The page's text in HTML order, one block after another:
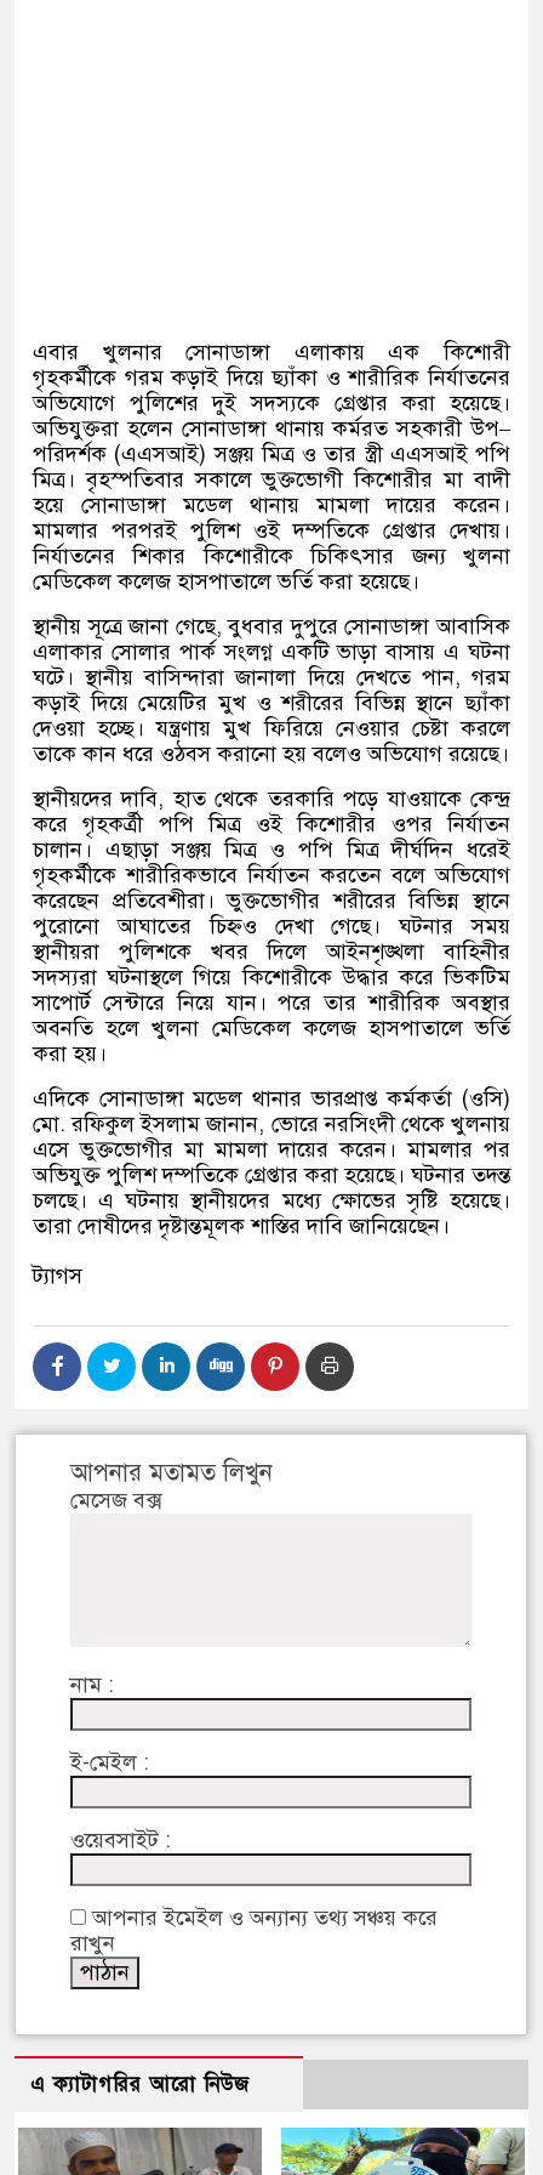
এবার খুলনার সোনাডাঙ্গা এলাকায় এক কিশোরী
গৃহকর্মীকে গরম কড়াই দিয়ে ছ্যাঁকা ও শারীরিক নির্যাতনের
অভিযোগে পুলিশের দুই সদস্যকে গ্রেপ্তার করা হয়েছে।
অভিযুক্তরা হলেন সোনাডাঙ্গা থানায় কর্মরত সহকারী উপ–
পরিদর্শক (এএসআই)সঞ্জয় মিত্র ও তার স্ত্রী এএসআই পপি
মিত্র। বৃহস্পতিবার সকালে ভুক্তভোগী কিশোরীর মা বাদী
হয়ে সোনাডাঙ্গা মডেল থানায় মামলা দায়ের করেন।
মামলার পরপরই পুলিশ ওই দম্পতিকে গ্রেপ্তার দেখায়।
নির্যাতনের শিকার কিশোরীকে চিকিৎসার জন্য খুলনা
মেডিকেল কলেজ হাসপাতালে ভর্তি করা হয়েছে।
স্থানীয় সূত্রে জানা গেছে,বুধবার দুপুরে সোনাডাঙ্গা আবাসিক
এলাকার সোলার পার্ক সংলগ্ন একটি ভাড়া বাসায় এ ঘটনা
ঘটে। স্থানীয় বাসিন্দারা জানালা দিয়ে দেখতে পান,গরম
কড়াই দিয়ে মেয়েটির মুখ ও শরীরের বিভিন্ন স্থানে ছ্যাঁকা
দেওয়া হচ্ছে। যন্ত্রণায় মুখ ফিরিয়ে নেওয়ার চেষ্টা করলে
তাকে কান ধরে ওঠবস করানো হয় বলেও অভিযোগ রয়েছে।
স্থানীয়দের দাবি,হাত থেকে তরকারি পড়ে যাওয়াকে কেন্দ্র
করে গৃহকর্ত্রী পপি মিত্র ওই কিশোরীর ওপর নির্যাতন
চালান। এছাড়া সঞ্জয় মিত্র ও পপি মিত্র দীর্ঘদিন ধরেই
গৃহকর্মীকে শারীরিকভাবে নির্যাতন করতেন বলে অভিযোগ
করেছেন প্রতিবেশীরা। ভুক্তভোগীর শরীরের বিভিন্ন স্থানে
পুরোনো আঘাতের চিহ্নও দেখা গেছে। ঘটনার সময়
স্থানীয়রা পুলিশকে খবর দিলে আইনশৃঙ্খলা বাহিনীর
সদস্যরা ঘটনাস্থলে গিয়ে কিশোরীকে উদ্ধার করে ভিকটিম
সাপোর্ট সেন্টারে নিয়ে যান। পরে তার শারীরিক অবস্থার
অবনতি হলে খুলনা মেডিকেল কলেজ হাসপাতালে ভর্তি
করা হয়।
এদিকে সোনাডাঙ্গা মডেল থানার ভারপ্রাপ্ত কর্মকর্তা(ওসি)
মো.রফিকুল ইসলাম জানান, ভোরে নরসিংদী থেকে খুলনায়
এসে ভুক্তভোগীর মা মামলা দায়ের করেন। মামলার পর
অভিযুক্ত পুলিশ দম্পতিকে গ্রেপ্তার করা হয়েছে। ঘটনার তদন্ত
চলছে। এ ঘটনায় স্থানীয়দের মধ্যে ক্ষোভের সৃষ্টি হয়েছে।
তারা দোষীদের দৃষ্টান্তমূলক শাস্তির দাবি জানিয়েছেন।
ট্যাগস
আপনার মতামত লিখুন
মেসেজ বক্স
নাম :
ই-মেইল :
ওয়েবসাইট :
আপনার ইমেইল ও অন্যান্য তথ্য সঞ্চয় করে
রাখুন
এ ক্যাটাগরির আরো নিউজ